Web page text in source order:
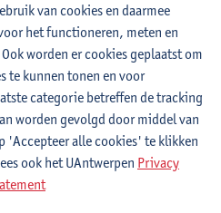
Rafael Berkvens
Informatica
van cookies en daarmee
het functioneren, meten en
worden er cookies geplaatst om
te kunnen tonen en voor
categorie betreffen de tracking
worden gevolgd door middel van
'Accepteer alle cookies' te klikken
ook het UAntwerpen Privacy